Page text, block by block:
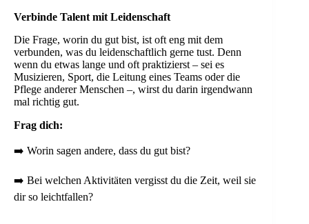
Verbinde Talent mit Leidenschaft
Die Frage, worin du gut bist, ist oft eng mit dem
verbunden, was du leidenschaftlich gerne tust. Denn
wenn du etwas lange und oft praktizierst – sei es
Musizieren, Sport, die Leitung eines Teams oder die
Pflege anderer Menschen –, wirst du darin irgendwann
mal richtig gut.
Frag dich:
➡️ Worin sagen andere, dass du gut bist?
➡️ Bei welchen Aktivitäten vergisst du die Zeit, weil sie
dir so leichtfallen?